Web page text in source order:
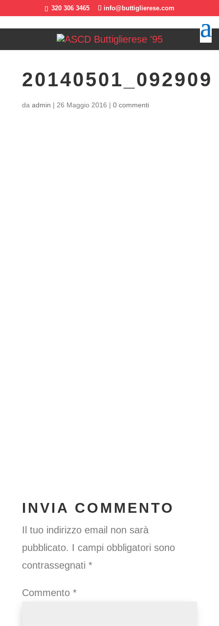
320 306 3465 info@buttiglierese.com
20140501_092909
da admin | 26 Maggio 2016 | 0 commenti
INVIA COMMENTO
Il tuo indirizzo email non sarà
pubblicato. I campi obbligatori sono
contrassegnati *
Commento *